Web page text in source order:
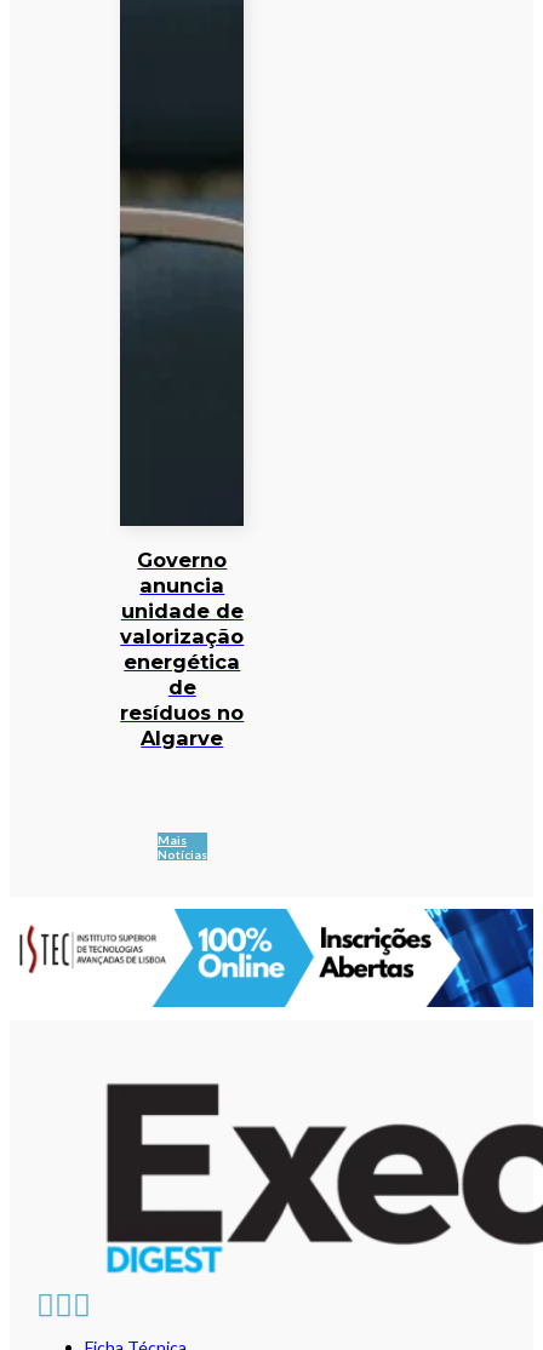
Governo
anuncia
unidade de
valorização
energética
de
resíduos no
Algarve
Mais
Notícias